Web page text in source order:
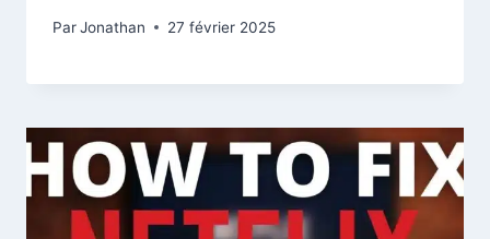
ParJonathan 27 février 2025